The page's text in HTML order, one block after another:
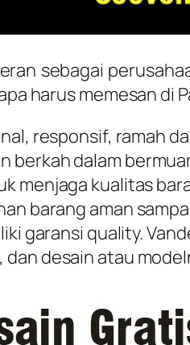
sebagai
harus memesan di
responsif, ramah
berkah dalam
menjaga kualitas
barang aman
garansi quality.
desain atau